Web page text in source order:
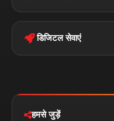
Disclaimer
Privacy Policy
पॉलिटिकल
डिजिटल सेवाएं
हमसे जुड़ें